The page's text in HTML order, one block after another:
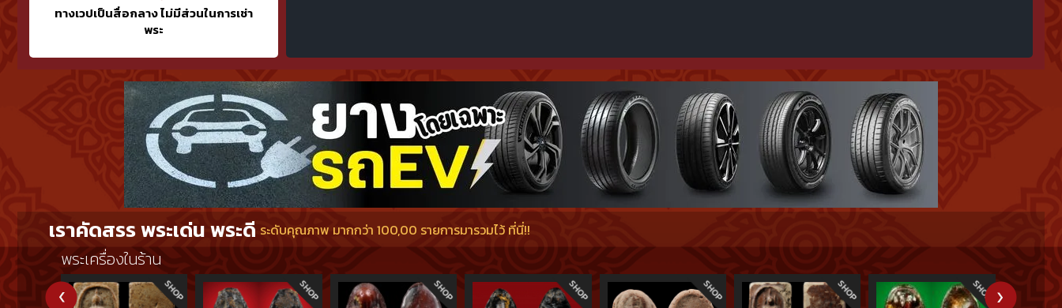
ทางเวปเป็นสื่อกลาง ไม่มีส่วนในการเช่า
พระ
เราคัดสรร พระเด่น พระดี ระดับคุณภาพ มากกว่า 100,00 รายการมารวมไว้ ที่นี่!!
พระเครื่องในร้าน